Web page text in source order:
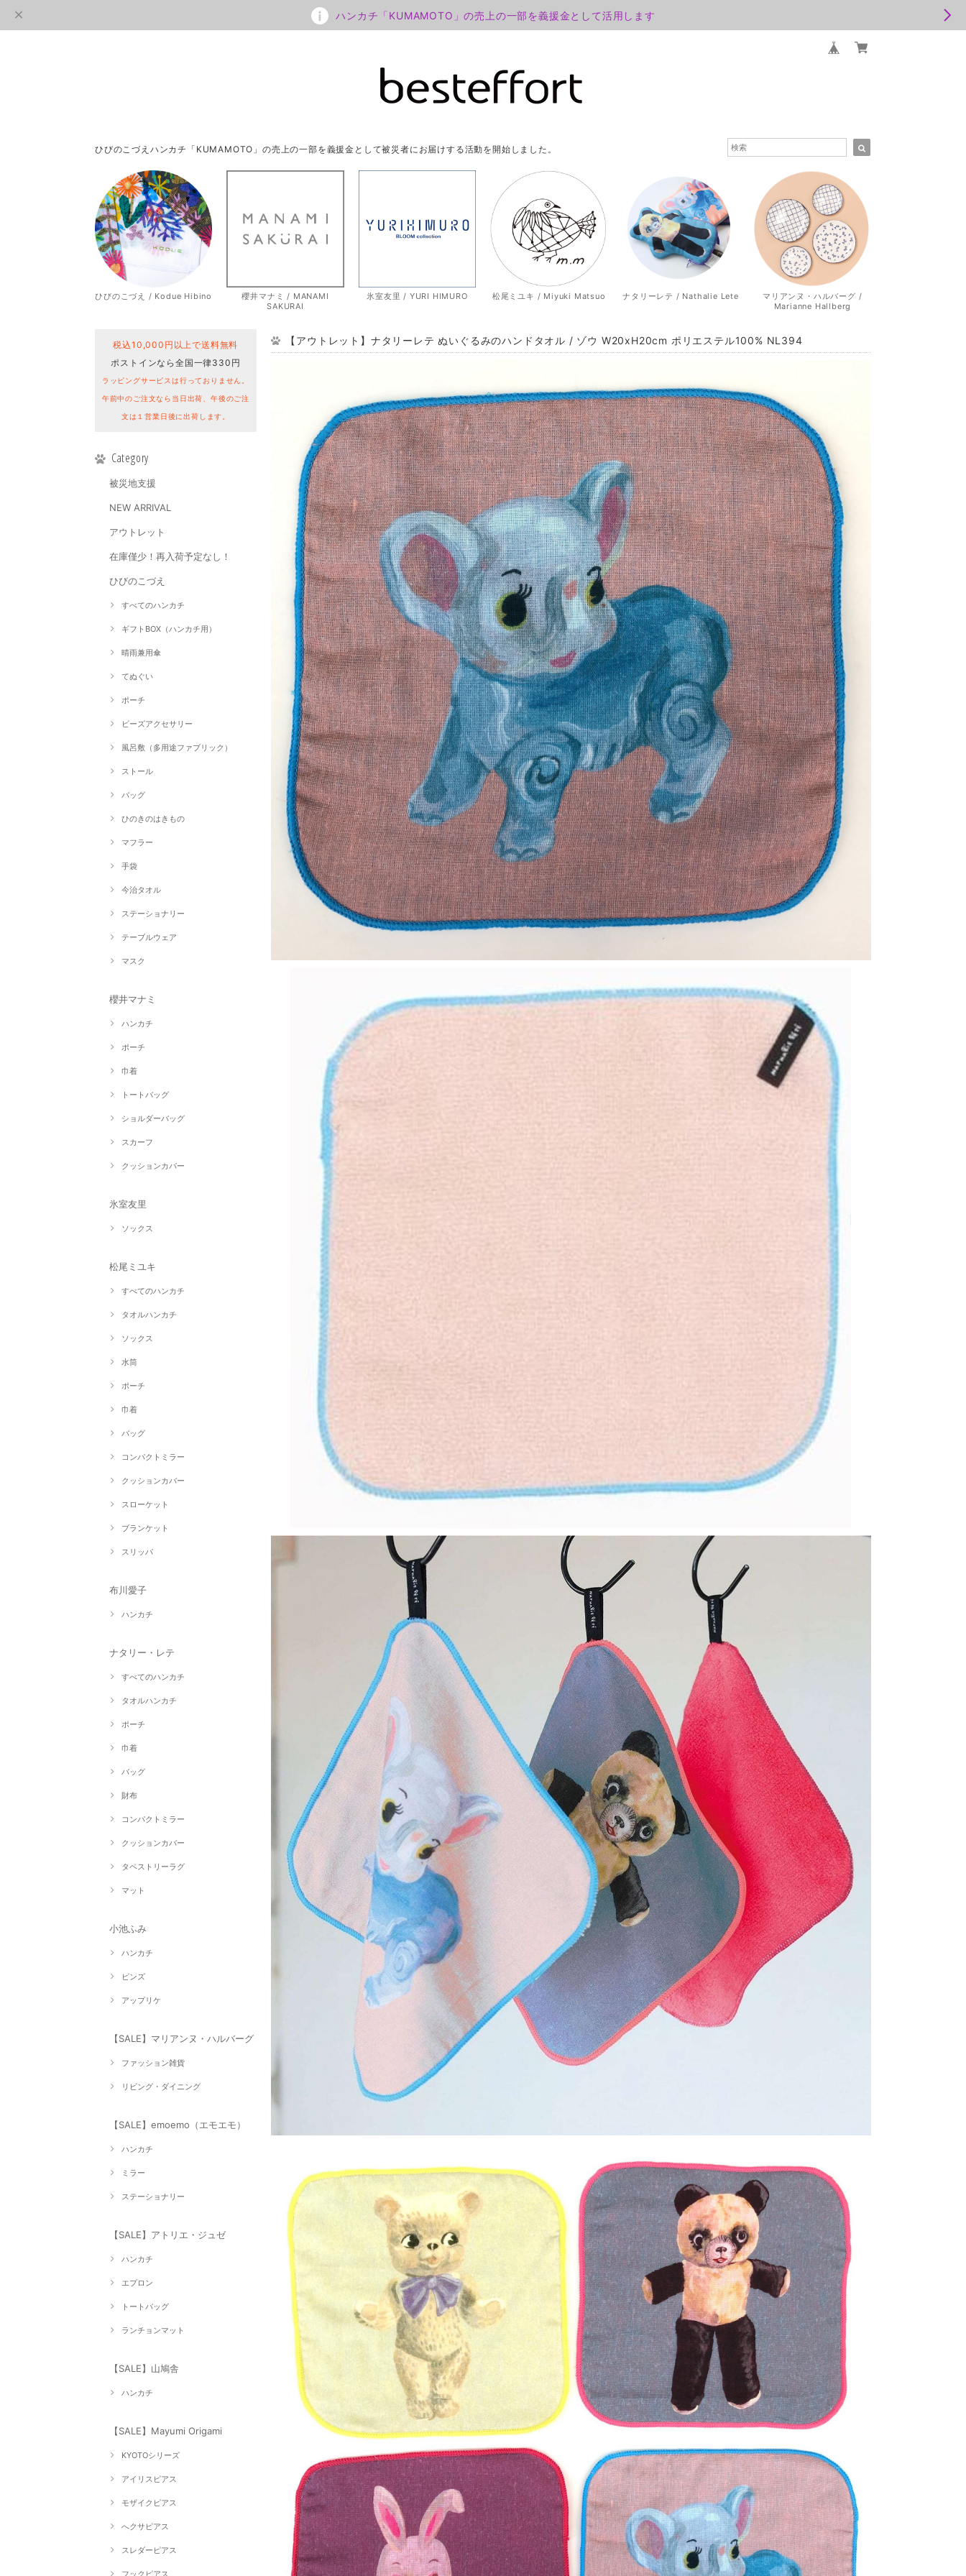
ハンカチ「KUMAMOTO」の売上の一部を義援金として活用します
ひびのこづえハンカチ「KUMAMOTO」の売上の一部を義援金として被災者にお届けする活動を開始しました。
ひびのこづえ / Kodue Hibino
櫻井マナミ / MANAMI
SAKURAI
氷室友里 / YURI HIMURO 松尾ミユキ / Miyuki Matsuo ナタリーレテ / Nathalie Lete
マリアンヌ・ハルバーグ /
Marianne Hallberg
税込10,000円以上で送料無料
ポストインなら全国一律330円
ラッピングサービスは行っておりません。
午前中のご注文なら当日出荷、午後のご注
文は１営業日後に出荷します。
Category
被災地支援
NEW ARRIVAL
アウトレット
在庫僅少！再入荷予定なし！
ひびのこづえ
すべてのハンカチ
ギフトBOX（ハンカチ用）
晴雨兼用傘
てぬぐい
ポーチ
ビーズアクセサリー
風呂敷（多用途ファブリック）
ストール
バッグ
ひのきのはきもの
マフラー
手袋
今治タオル
ステーショナリー
テーブルウェア
マスク
櫻井マナミ
ハンカチ
ポーチ
巾着
トートバッグ
ショルダーバッグ
スカーフ
クッションカバー
氷室友里
ソックス
松尾ミユキ
すべてのハンカチ
タオルハンカチ
ソックス
水筒
ポーチ
巾着
バッグ
コンパクトミラー
クッションカバー
スローケット
ブランケット
スリッパ
布川愛子
ハンカチ
ナタリー・レテ
すべてのハンカチ
タオルハンカチ
ポーチ
巾着
バッグ
財布
コンパクトミラー
クッションカバー
タペストリーラグ
マット
小池ふみ
ハンカチ
ピンズ
アップリケ
【SALE】マリアンヌ・ハルバーグ
ファッション雑貨
リビング・ダイニング
【SALE】emoemo（エモエモ）
ハンカチ
ミラー
ステーショナリー
【SALE】アトリエ・ジュゼ
ハンカチ
エプロン
トートバッグ
ランチョンマット
【SALE】山鳩舎
ハンカチ
【SALE】Mayumi Origami
KYOTOシリーズ
アイリスピアス
モザイクピアス
へクサピアス
スレダーピアス
【アウトレット】ナタリーレテ ぬいぐるみのハンドタオル / ゾウ W20xH20cm ポリエステル100% NL394